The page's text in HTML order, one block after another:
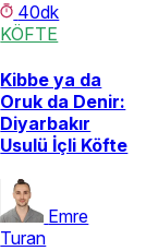
40dk
KÖFTE
Kibbe ya da
Oruk da Denir:
Diyarbakır
Usulü İçli Köfte
Emre
Turan